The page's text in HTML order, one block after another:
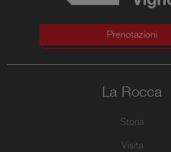
Prenotazioni
La Rocca
Storia
Visita